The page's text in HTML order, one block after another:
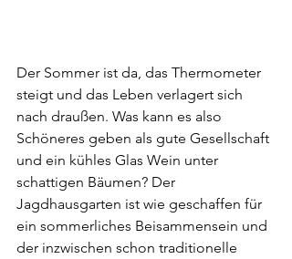
Der Sommer ist da, das Thermometer
steigt und das Leben verlagert sich
nach draußen. Was kann es also
Schöneres geben als gute Gesellschaft
und ein kühles Glas Wein unter
schattigen Bäumen? Der
Jagdhausgarten ist wie geschaffen für
ein sommerliches Beisammensein und
der inzwischen schon traditionelle